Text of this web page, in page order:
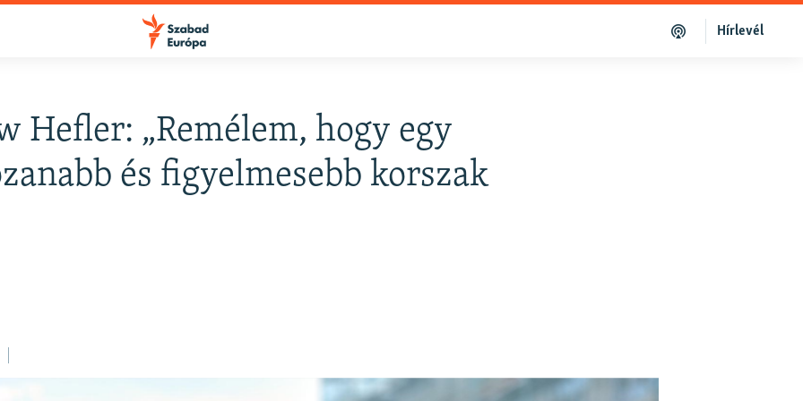
Hírlevél
Hefler: „Remélem, hogy egy
és figyelmesebb korszak
FELIRATKOZÁS